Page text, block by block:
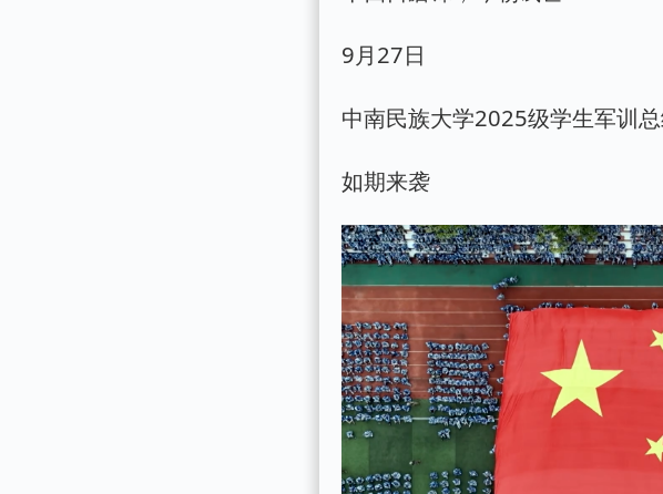
9月27日
中南民族大学2025级学生军训
如期来袭